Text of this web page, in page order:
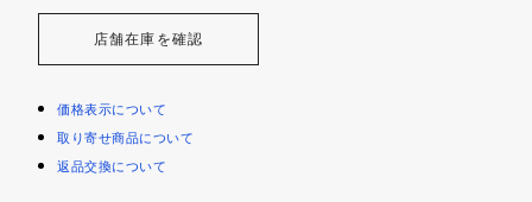
店舗在庫を確認
価格表示について
取り寄せ商品について
返品交換について